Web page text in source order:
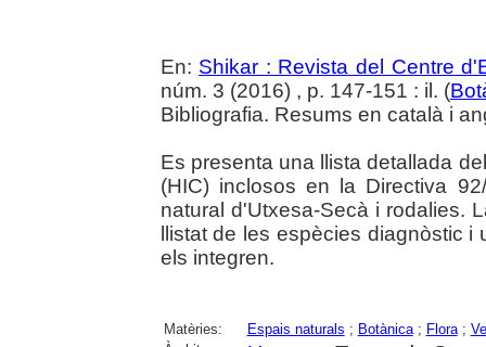
En: Shikar : Revista del Centre
núm. 3 (2016) , p. 147-151 : il. (
Bibliografia. Resums en català i
Es presenta una llista detallada
(HIC) inclosos en la Directiva
natural d'Utxesa-Secà i rodalies.
llistat de les espècies diagnòstic
els integren.
Matèries: Espais naturals ; Botànica; Flora;